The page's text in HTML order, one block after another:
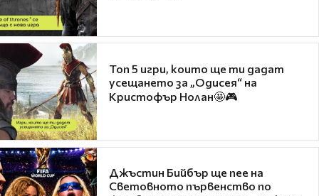
Топ 5 игри, които ще ти дадат
усещането за „Одисея“ на
Кристофър Нолан🤩🎮
Джъстин Бийбър ще пее на
Световното първенство по